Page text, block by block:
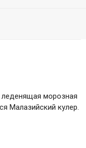
леденящая морозная
Малазийский кулер.